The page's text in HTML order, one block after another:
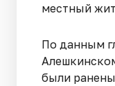
местный
По данным
были